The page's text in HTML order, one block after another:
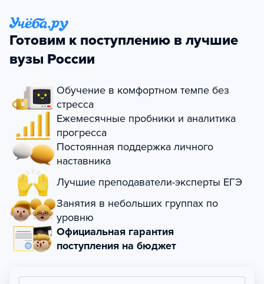
Готовим к поступлению в лучшие
вузы России
Обучение в комфортном темпе без
стресса
Ежемесячные пробники и аналитика
прогресса
Постоянная поддержка личного
наставника
Лучшие преподаватели-эксперты ЕГЭ
Занятия в небольших группах по
уровню
Официальная гарантия
поступления на бюджет